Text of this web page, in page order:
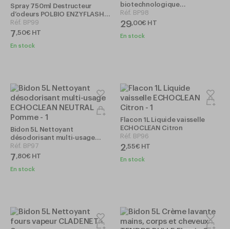
Spray 750ml Destructeur
d’odeurs POLBIO ENZYFLASH
Menthe
Réf. BP99
7,50€ HT
En stock
biotechnologique
ENZYFLOOR Fruité
Réf. BP98
29,00€ HT
En stock
Bidon 5L Nettoyant
désodorisant multi-usage
ECHOCLEAN NEUTRAL Pomme
Réf. BP97
7,80€ HT
En stock
Flacon 1L Liquide vaisselle
ECHOCLEAN Citron
Réf. BP96
2,55€ HT
En stock